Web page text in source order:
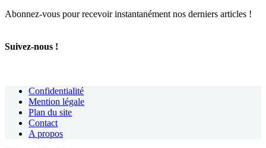
Abonnez-vous pour recevoir instantanément nos derniers articles !
Suivez-nous !
Confidentialité
Mention légale
Plan du site
Contact
A propos